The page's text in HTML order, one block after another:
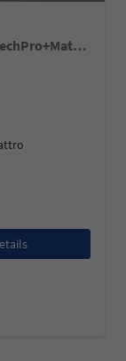
NEU TFSI 265 PS quattro S line Pano+TechPro+Matrix+AHK+HUD+Alu20+KlimaPlus+DCC+SONOS